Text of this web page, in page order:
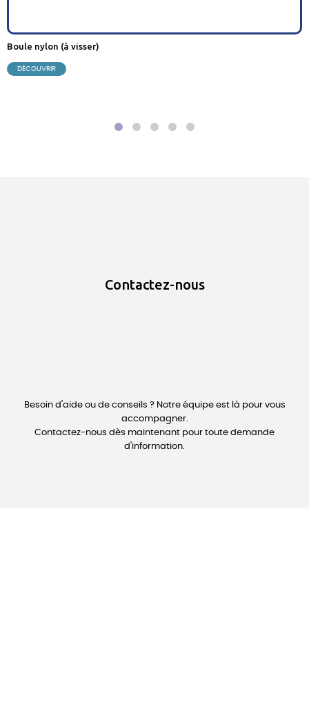
boule nylon (à visser)
DÉCOUVRIR
Contactez-nous
Besoin d'aide ou de conseils ? Notre équipe est là pour vous
accompagner.
Contactez-nous dès maintenant pour toute demande
d'information.